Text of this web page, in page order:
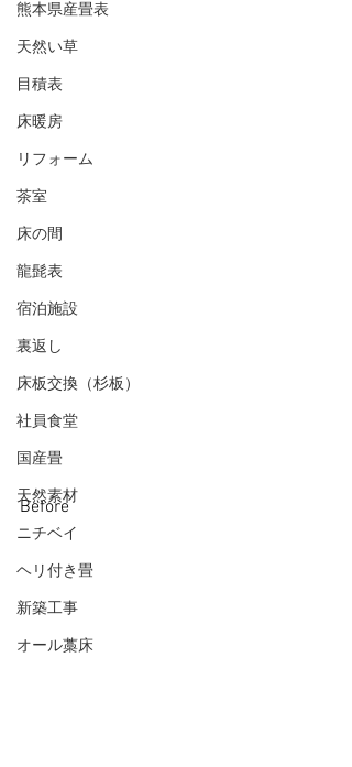
熊本県産畳表
天然い草
目積表
床暖房
リフォーム
茶室
床の間
龍髭表
宿泊施設
裏返し
床板交換（杉板）
社員食堂
国産畳
天然素材
ニチベイ
ヘリ付き畳
新築工事
オール藁床
Before